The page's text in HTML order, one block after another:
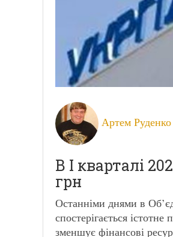
Артем Руденко
В І кварталі
грн
Останніми днями в
спостерігається
зменшує фінансові